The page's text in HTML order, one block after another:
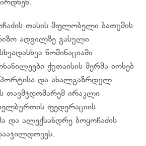
თასის მფლობელი ბათუმის
ადგილზე გასული
ნომინაციაში
ქუთაისის მერმა იოსებ
და ახალგაზრდულ
თავმჯდომარემ ირაკლი
ფედერაციის
და ალექსანდრე ბოყოჩაძის